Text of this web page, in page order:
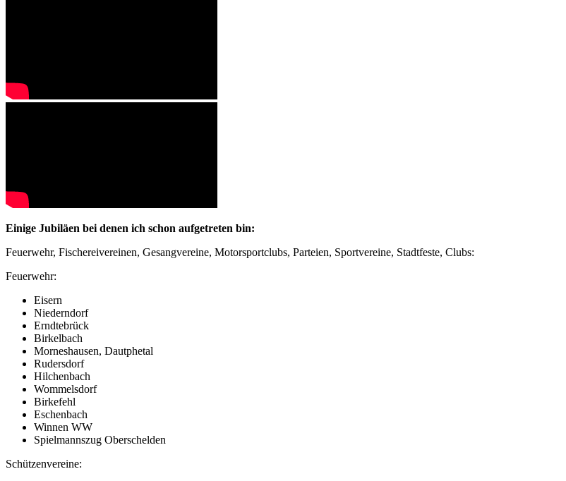
Einige Jubiläen bei denen ich schon aufgetreten bin:
Feuerwehr, Fischereivereinen, Gesangvereine, Motorsportclubs, Parteien, Sportvereine, Stadtfeste, Clubs:
Feuerwehr:
Eisern
Niederndorf
Erndtebrück
Birkelbach
Morneshausen, Dautphetal
Rudersdorf
Hilchenbach
Wommelsdorf
Birkefehl
Eschenbach
Winnen WW
Spielmannszug Oberschelden
Schützenvereine: